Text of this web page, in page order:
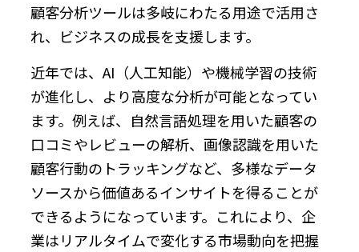
顧客分析ツールは多岐にわたる用途で活用さ
れ、ビジネスの成長を支援します。
近年では、AI（人工知能）や機械学習の技術
が進化し、より高度な分析が可能となってい
ます。例えば、自然言語処理を用いた顧客の
口コミやレビューの解析、画像認識を用いた
顧客行動のトラッキングなど、多様なデータ
ソースから価値あるインサイトを得ることが
できるようになっています。これにより、企
業はリアルタイムで変化する市場動向を把握